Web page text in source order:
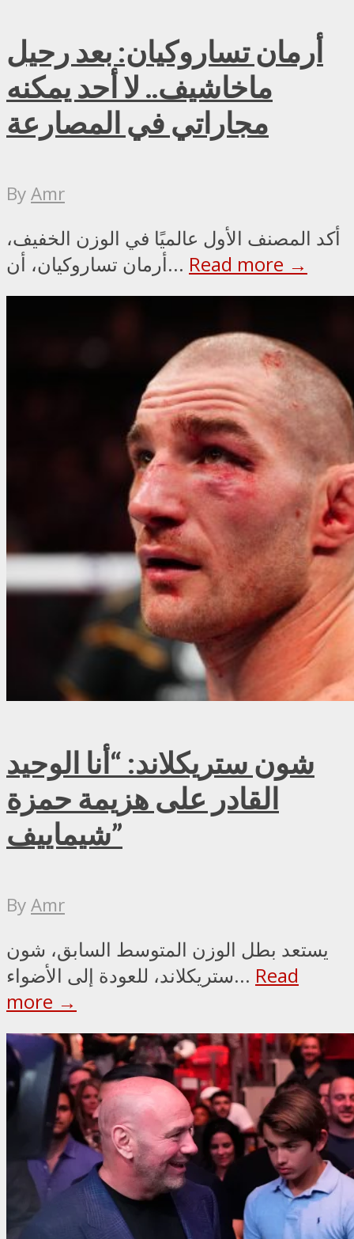
أرمان تساروكيان: بعد رحيل
ماخاشيف.. لا أحد يمكنه
مجاراتي في المصارعة
ByAmr
أكد المصنف الأول عالميًا في الوزن الخفيف،
أرمان تساروكيان، أن... Read more →
شون ستريكلاند: “أنا الوحيد
القادر على هزيمة حمزة
شيماييف”
ByAmr
يستعد بطل الوزن المتوسط السابق، شون
ستريكلاند، للعودة إلى الأضواء... Read
more →